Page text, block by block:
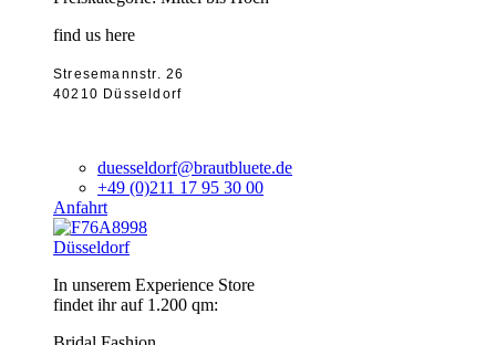
find us here
Stresemannstr. 26
40210 Düsseldorf
duesseldorf@brautbluete.de
+49 (0)211 17 95 30 00
Anfahrt
Düsseldorf
In unserem Experience Store
findet ihr auf 1.200 qm: